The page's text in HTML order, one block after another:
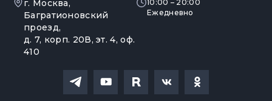
г. Москва,
Багратионовский
проезд,
д. 7, корп. 20В, эт. 4, оф.
410
10:00 – 20:00
Ежедневно